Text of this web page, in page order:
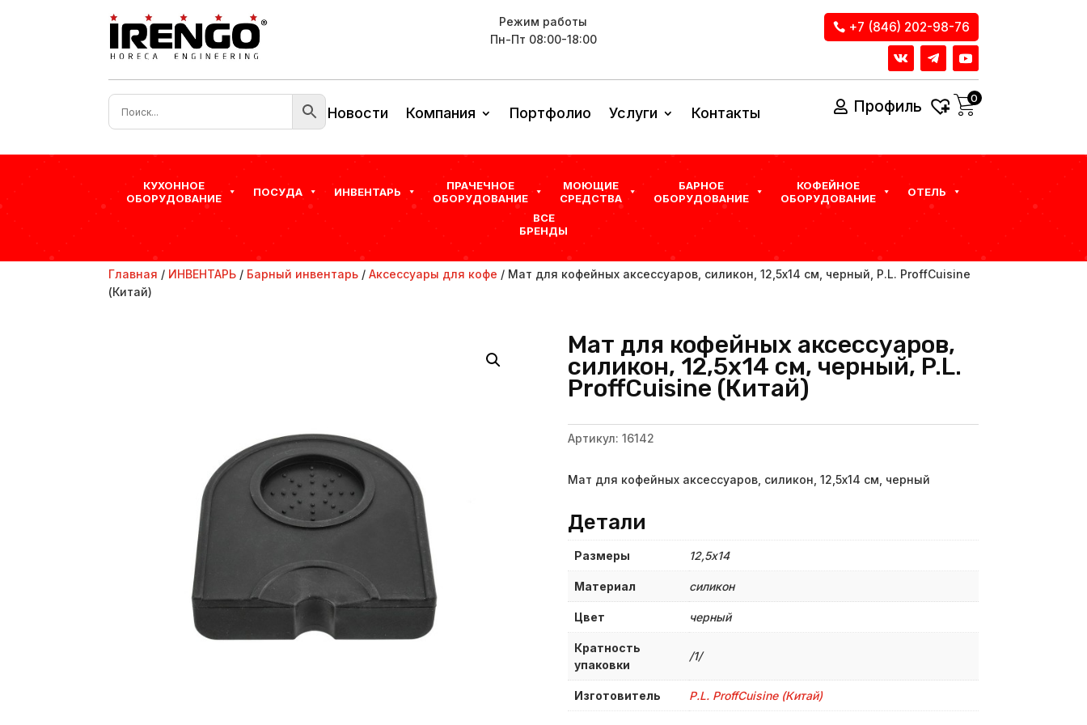
Режим работы
Пн-Пт 08:00-18:00
+7 (846) 202-98-76
Новости Компания Портфолио Услуги Контакты Профиль 0
КУХОННОЕ
ОБОРУДОВАНИЕ
ПОСУДА ИНВЕНТАРЬ
ПРАЧЕЧНОЕ
ОБОРУДОВАНИЕ
МОЮЩИЕ
СРЕДСТВА
БАРНОЕ
ОБОРУДОВАНИЕ
КОФЕЙНОЕ
ОБОРУДОВАНИЕ
ОТЕЛЬ
ВСЕ
БРЕНДЫ
Главная / ИНВЕНТАРЬ / Барный инвентарь /Аксессуары для кофе / Мат для кофейных аксессуаров, силикон, 12,5х14 см, черный, P.L. ProffСuisine
(Китай)
Мат для кофейных аксессуаров,
силикон, 12,5х14 см, черный, P.L.
ProffСuisine (Китай)
Артикул: 16142
Мат для кофейных аксессуаров, силикон, 12,5х14 см, черный
Детали
Размеры 12,5х14
Материал силикон
Цвет черный
Кратность
упаковки
/1/
Изготовитель P.L. ProffСuisine (Китай)